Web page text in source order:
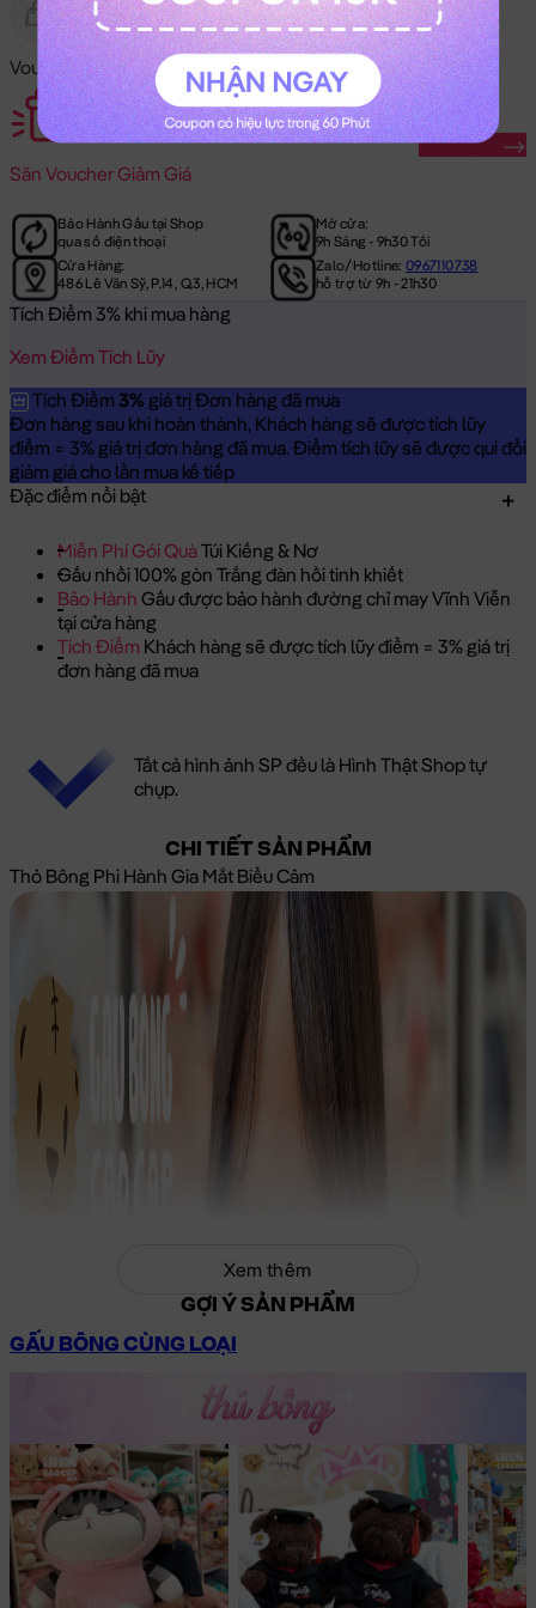
Gửi Tặng Hết Hàng
Voucher Mã Khuyến Mãi:
Săn Voucher Giảm Giá
Săn Ngay
Bảo Hành Gấu tại Shop
qua số điện thoại
Mở cửa:
9h Sáng - 9h30 Tối
Cửa Hàng:
486 Lê Văn Sỹ, P.14, Q.3, HCM
Zalo/Hotline:0967110738
hỗ trợ từ 9h - 21h30
Tích Điểm 3% khi mua hàng
Xem Điểm Tích Lũy
Tích Điểm 3% giá trị Đơn hàng đã mua
Đơn hàng sau khi hoàn thành, Khách hàng sẽ được tích lũy
điểm = 3% giá trị đơn hàng đã mua. Điểm tích lũy sẽ được qui đổi
giảm giá cho lần mua kế tiếp
Đặc điểm nổi bật
Miễn Phí Gói QuàTúi Kiếng & Nơ
Gấu nhồi 100% gòn Trắng đàn hồi tinh khiết
Bảo Hành Gấu được bảo hành đường chỉ may Vĩnh Viễn
tại cửa hàng
Tích Điểm Khách hàng sẽ được tích lũy điểm = 3% giá trị
đơn hàng đã mua
Tất cả hình ảnh SP đều là Hình Thật Shop tự
chụp.
CHI TIẾT SẢN PHẨM
Thỏ Bông Phi Hành Gia Mắt Biểu Cảm
Xem thêm
GỢI Ý SẢN PHẨM
GẤU BÔNG CÙNG LOẠI